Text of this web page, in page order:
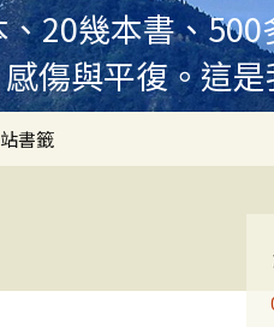
20幾本書、
傷與平復。這是
書籤